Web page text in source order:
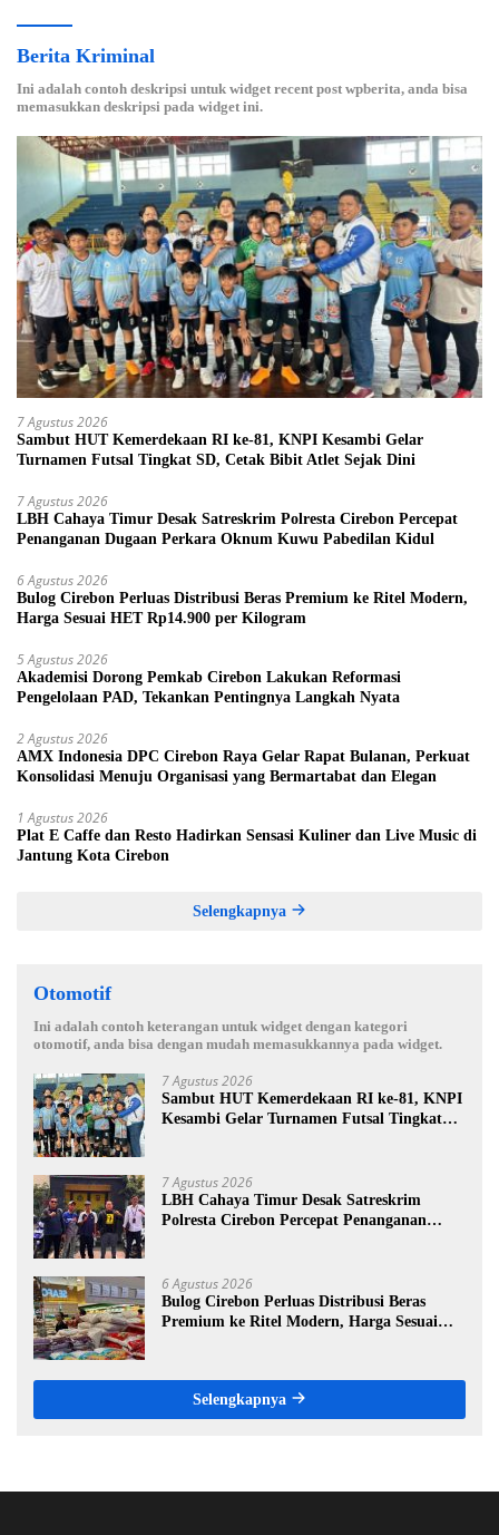
Berita Kriminal
Ini adalah contoh deskripsi untuk widget recent post wpberita, anda bisa
memasukkan deskripsi pada widget ini.
7 Agustus 2026
Sambut HUT Kemerdekaan RI ke-81, KNPI Kesambi Gelar
Turnamen Futsal Tingkat SD, Cetak Bibit Atlet Sejak Dini
7 Agustus 2026
LBH Cahaya Timur Desak Satreskrim Polresta Cirebon Percepat
Penanganan Dugaan Perkara Oknum Kuwu Pabedilan Kidul
6 Agustus 2026
Bulog Cirebon Perluas Distribusi Beras Premium ke Ritel Modern,
Harga Sesuai HET Rp14.900 per Kilogram
5 Agustus 2026
Akademisi Dorong Pemkab Cirebon Lakukan Reformasi
Pengelolaan PAD, Tekankan Pentingnya Langkah Nyata
2 Agustus 2026
AMX Indonesia DPC Cirebon Raya Gelar Rapat Bulanan, Perkuat
Konsolidasi Menuju Organisasi yang Bermartabat dan Elegan
1 Agustus 2026
Plat E Caffe dan Resto Hadirkan Sensasi Kuliner dan Live Music di
Jantung Kota Cirebon
Selengkapnya
Otomotif
Ini adalah contoh keterangan untuk widget dengan kategori
otomotif, anda bisa dengan mudah memasukkannya pada widget.
7 Agustus 2026
Sambut HUT Kemerdekaan RI ke-81, KNPI
Kesambi Gelar Turnamen Futsal Tingkat
7 Agustus 2026
LBH Cahaya Timur Desak Satreskrim
Polresta Cirebon Percepat Penanganan
6 Agustus 2026
Bulog Cirebon Perluas Distribusi Beras
Premium ke Ritel Modern, Harga Sesuai
Selengkapnya